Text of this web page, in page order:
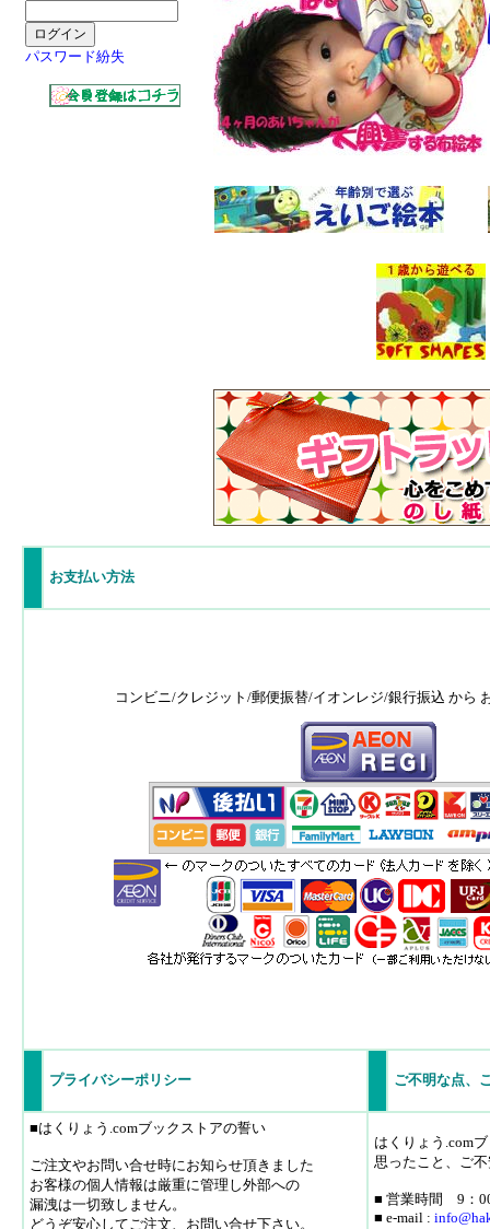
パスワード紛失
お支払い方法
コンビニ/クレジット/郵便振替/イオンレジ/銀行振込 から
プライバシーポリシー ご不明な点、
■はくりょう.comブックストアの誓い
ご注文やお問い合せ時にお知らせ頂きました
お客様の個人情報は厳重に管理し外部への
漏洩は一切致しません。
どうぞ安心してご注文、お問い合せ下さい。
はくりょう.com
思ったこと、ご
■ 営業時間 9：
■ e-mail : info